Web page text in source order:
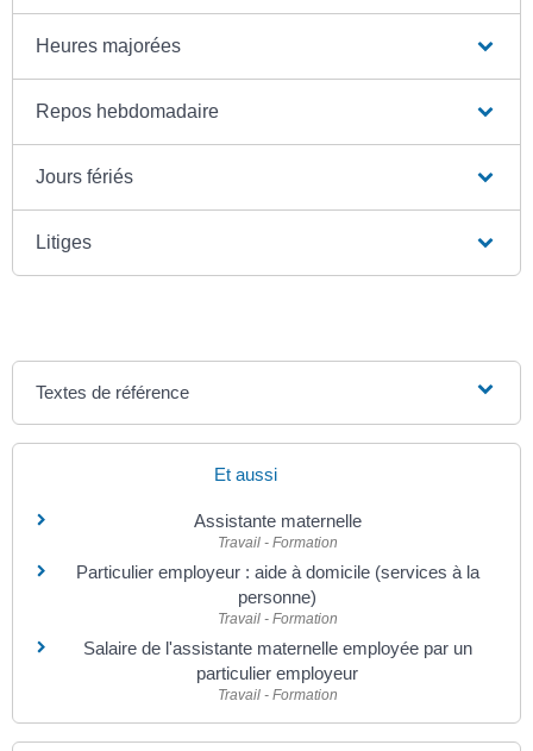
Heures majorées
Repos hebdomadaire
Jours fériés
Litiges
Textes de référence
Et aussi
Assistante maternelle
Travail - Formation
Particulier employeur : aide à domicile (services à la
personne)
Travail - Formation
Salaire de l'assistante maternelle employée par un
particulier employeur
Travail - Formation